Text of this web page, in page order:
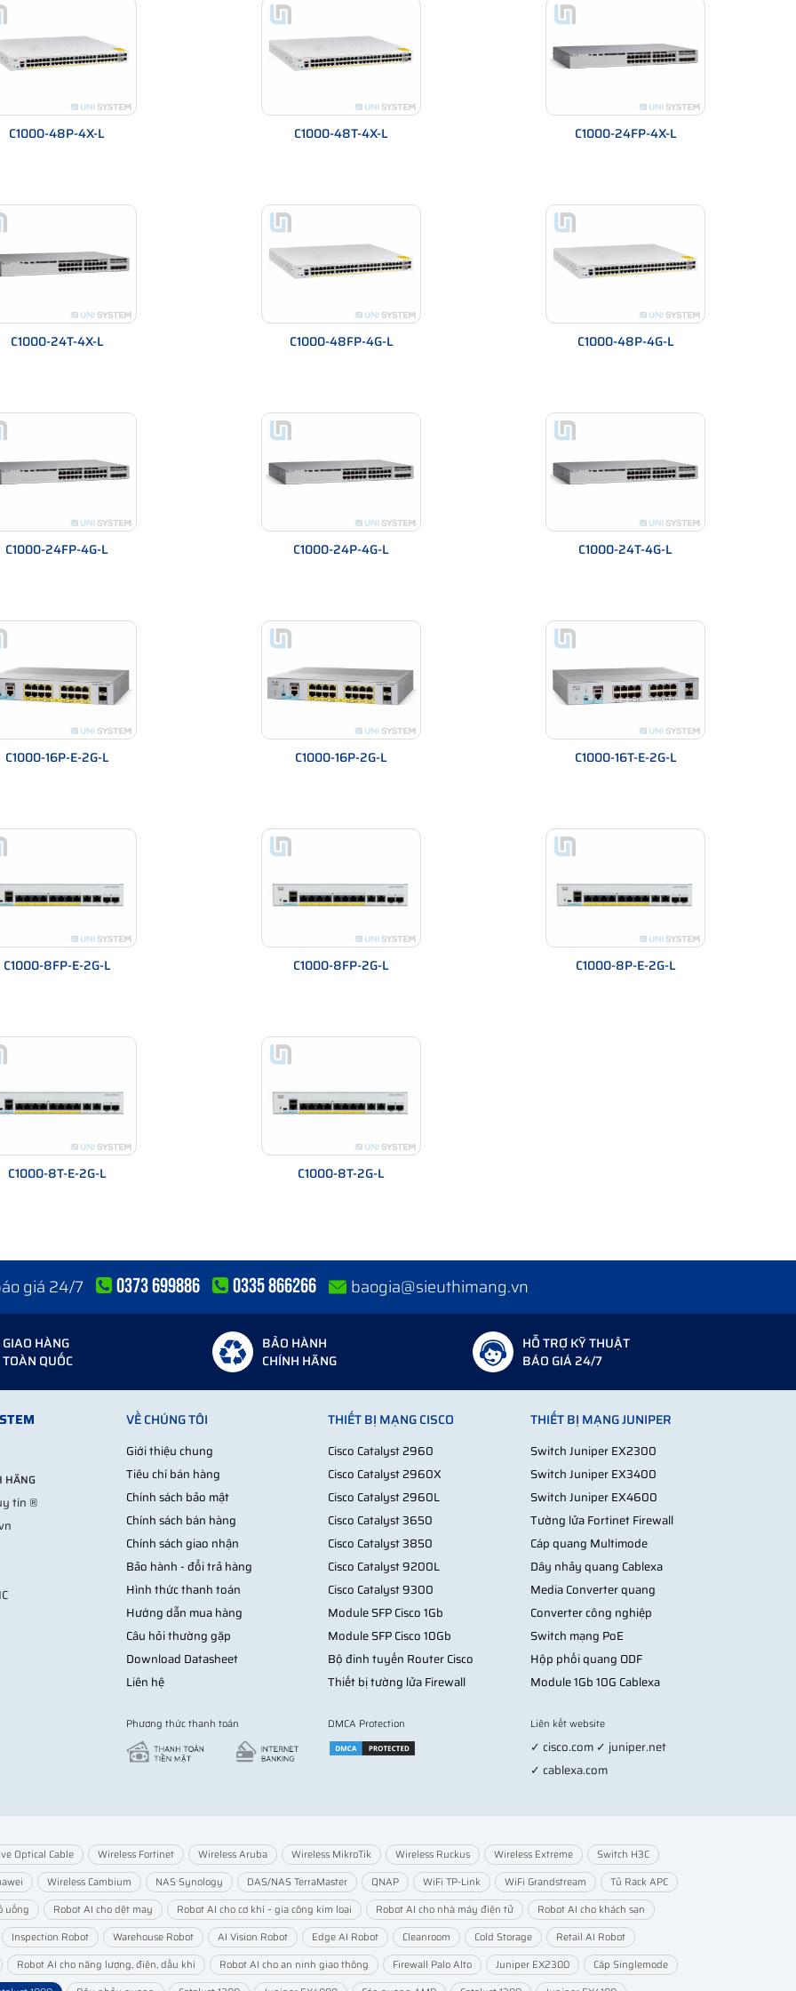
phí và độ tin cậy.”
gặp 3 nhóm vấn đề:
lag.
bị.
nhầm là ảnh hưởng toàn hệ thống.
enterprise.
WiFi, IP phone.
– Có gì khác nhau?
độ 1G.
1000FE
10/100Mbps
Routing (một số model)
Layer 2 Full
WebUI, CLI, SNMP
camera IP
Camera, trường học, nhà máy
trị ngay cả khi bạn chưa quen CLI.
chuẩn Cisco, việc bắt đầu bằng Catalyst 1000 series giúp tối ưu chi phí mà vẫn đảm bảo khả năng nâng cấp về sau.
PoE+ 24 hoặc 48 port. Khả năng cấp nguồn ổn định giúp giảm tối đa lỗi mất nguồn.
nghiệp 80 nhân sự
cho 80 người dùng + WiFi + camera. Họ từng dùng switch rẻ tiền và thường xuyên bị treo.
VLAN: Office, Guest, Camera)
phải thay toàn hệ thống
SMB
C1000-48P-4X-L C1000-48T-4X-L C1000-24FP-4X-L
C1000-24T-4X-L C1000-48FP-4G-L C1000-48P-4G-L
C1000-24FP-4G-L C1000-24P-4G-L C1000-24T-4G-L
C1000-16P-E-2G-L C1000-16P-2G-L C1000-16T-E-2G-L
C1000-8FP-E-2G-L C1000-8FP-2G-L C1000-8P-E-2G-L
C1000-8T-E-2G-L C1000-8T-2G-L
giá 24/7 0373 699886 0335 866266 baogia@sieuthimang.vn
GIAO HÀNG
TOÀN QUỐC
BẢO HÀNH
CHÍNH HÃNG
HỖ TRỢ KỸ THUẬT
BÁO GIÁ 24/7
HÃNG
tín ®
VỀ CHÚNG TÔI
Giới thiệu chung
Tiêu chí bán hàng
Chính sách bảo mật
Chính sách bán hàng
Chính sách giao nhận
Bảo hành - đổi trả hàng
Hình thức thanh toán
Hướng dẫn mua hàng
Câu hỏi thường gặp
Download Datasheet
Liên hệ
Phương thức thanh toán
THIẾT BỊ MẠNG CISCO
Cisco Catalyst 2960
Cisco Catalyst 2960X
Cisco Catalyst 2960L
Cisco Catalyst 3650
Cisco Catalyst 3850
Cisco Catalyst 9200L
Cisco Catalyst 9300
Module SFP Cisco 1Gb
Module SFP Cisco 10Gb
Bộ đinh tuyến Router Cisco
Thiết bị tường lửa Firewall
DMCA Protection
THIẾT BỊ MẠNG JUNIPER
Switch Juniper EX2300
Switch Juniper EX3400
Switch Juniper EX4600
Tường lửa Fortinet Firewall
Cáp quang Multimode
Dây nhảy quang Cablexa
Media Converter quang
Converter công nghiệp
Switch mạng PoE
Hộp phối quang ODF
Module 1Gb 10G Cablexa
Liên kết website
✓ cisco.com ✓ juniper.net
✓ cablexa.com
Optical Cable Wireless Fortinet Wireless Aruba Wireless MikroTik Wireless Ruckus Wireless Extreme
Switch H3C
Wireless Cambium NAS Synology DAS/NAS TerraMaster QNAP WiFi TP-Link WiFi Grandstream
Tủ Rack APC
uống Robot AI cho dệt may Robot AI cho cơ khí – gia công kim loại Robot AI cho nhà máy điện tử
Robot AI cho khách sạn
Inspection Robot Warehouse Robot AI Vision Robot Edge AI Robot Cleanroom Cold Storage
Retail AI Robot
Robot AI cho năng lượng, điện, dầu khí Robot AI cho an ninh giao thông Firewall Palo Alto Juniper EX2300
Cáp Singlemode